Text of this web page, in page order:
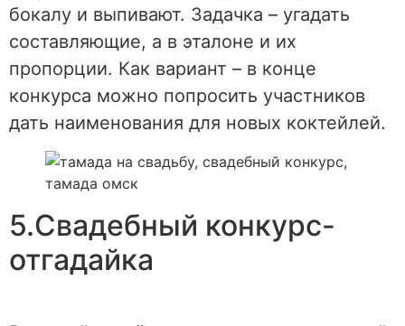
бокалу и выпивают. Задачка – угадать
составляющие, а в эталоне и их
пропорции. Как вариант – в конце
конкурса можно попросить участников
дать наименования для новых коктейлей.
5.Свадебный конкурс-
отгадайка